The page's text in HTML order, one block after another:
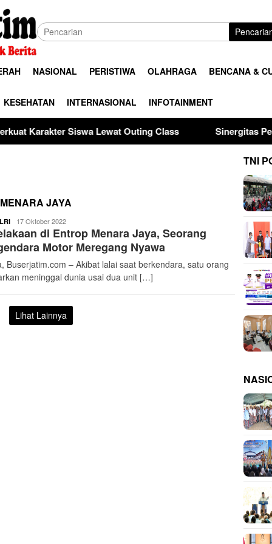
NASIONAL PERISTIWA OLAHRAGA BENCANA &
KESEHATAN INTERNASIONAL INFOTAINMENT
Lewat Outing Class Sinergitas Penegak Hukum,
JAYA
buserjatim
17 Oktober 2022
di Entrop Menara Jaya, Seorang
Motor Meregang Nyawa
Buserjatim.com – Akibat lalai saat berkendara, satu orang
meninggal dunia usai dua unit […]
Lihat Lainnya
TNI